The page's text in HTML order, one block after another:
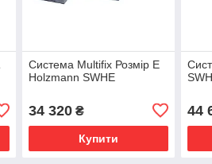
Система Multifix Розмір E
Holzmann SWHE
34 320₴
Купити
44